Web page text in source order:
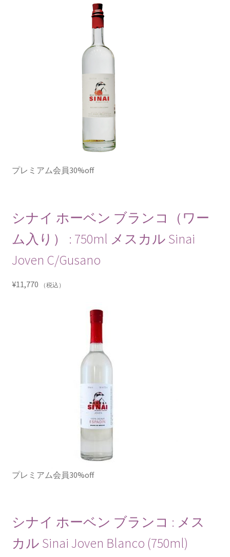
プレミアム会員30%off
シナイ ホーベン ブランコ（ワー
ム入り） : 750ml メスカル Sinai
Joven C/Gusano
¥11,770 （税込）
プレミアム会員30%off
シナイ ホーベン ブランコ : メス
カル Sinai Joven Blanco (750ml)